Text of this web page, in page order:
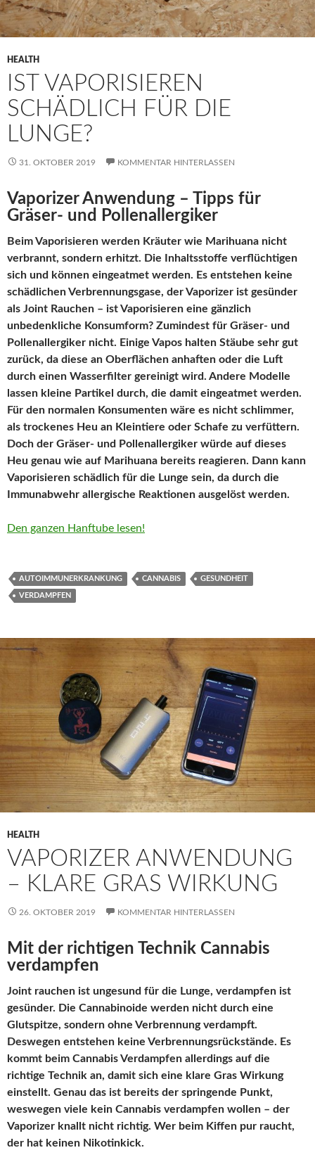
HEALTH
IST VAPORISIEREN
SCHÄDLICH FÜR DIE
LUNGE?
31. OKTOBER 2019 KOMMENTAR HINTERLASSEN
Vaporizer Anwendung – Tipps für
Gräser- und Pollenallergiker
Beim Vaporisieren werden Kräuter wie Marihuana nicht
verbrannt, sondern erhitzt. Die Inhaltsstoffe verflüchtigen
sich und können eingeatmet werden. Es entstehen keine
schädlichen Verbrennungsgase, der Vaporizer ist gesünder
als Joint Rauchen – ist Vaporisieren eine gänzlich
unbedenkliche Konsumform? Zumindest für Gräser- und
Pollenallergiker nicht. Einige Vapos halten Stäube sehr gut
zurück, da diese an Oberflächen anhaften oder die Luft
durch einen Wasserfilter gereinigt wird. Andere Modelle
lassen kleine Partikel durch, die damit eingeatmet werden.
Für den normalen Konsumenten wäre es nicht schlimmer,
als trockenes Heu an Kleintiere oder Schafe zu verfüttern.
Doch der Gräser- und Pollenallergiker würde auf dieses
Heu genau wie auf Marihuana bereits reagieren. Dann kann
Vaporisieren schädlich für die Lunge sein, da durch die
Immunabwehr allergische Reaktionen ausgelöst werden.
Den ganzen Hanftube lesen!
AUTOIMMUNERKRANKUNG CANNABIS GESUNDHEIT
VERDAMPFEN
HEALTH
VAPORIZER ANWENDUNG
– KLARE GRAS WIRKUNG
26. OKTOBER 2019 KOMMENTAR HINTERLASSEN
Mit der richtigen Technik Cannabis
verdampfen
Joint rauchen ist ungesund für die Lunge, verdampfen ist
gesünder. Die Cannabinoide werden nicht durch eine
Glutspitze, sondern ohne Verbrennung verdampft.
Deswegen entstehen keine Verbrennungsrückstände. Es
kommt beim Cannabis Verdampfen allerdings auf die
richtige Technik an, damit sich eine klare Gras Wirkung
einstellt. Genau das ist bereits der springende Punkt,
weswegen viele kein Cannabis verdampfen wollen – der
Vaporizer knallt nicht richtig. Wer beim Kiffen pur raucht,
der hat keinen Nikotinkick.